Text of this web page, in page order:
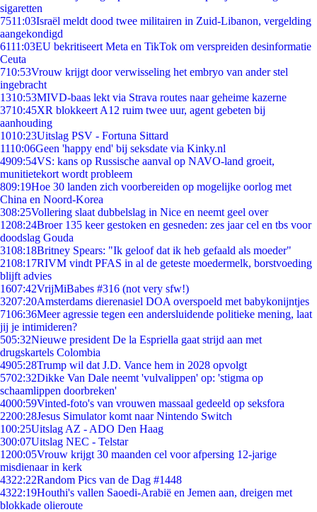
sigaretten
7511:03Israël meldt dood twee militairen in Zuid-Libanon, vergelding
aangekondigd
6111:03EU bekritiseert Meta en TikTok om verspreiden desinformatie
Ceuta
710:53Vrouw krijgt door verwisseling het embryo van ander stel
ingebracht
1310:53MIVD-baas lekt via Strava routes naar geheime kazerne
3710:45XR blokkeert A12 ruim twee uur, agent gebeten bij
aanhouding
1010:23Uitslag PSV - Fortuna Sittard
1110:06Geen 'happy end' bij seksdate via Kinky.nl
4909:54VS: kans op Russische aanval op NAVO-land groeit,
munitietekort wordt probleem
809:19Hoe 30 landen zich voorbereiden op mogelijke oorlog met
China en Noord-Korea
308:25Vollering slaat dubbelslag in Nice en neemt geel over
1208:24Broer 135 keer gestoken en gesneden: zes jaar cel en tbs voor
doodslag Gouda
3108:18Britney Spears: "Ik geloof dat ik heb gefaald als moeder"
2108:17RIVM vindt PFAS in al de geteste moedermelk, borstvoeding
blijft advies
1607:42VrijMiBabes #316 (not very sfw!)
3207:20Amsterdams dierenasiel DOA overspoeld met babykonijntjes
7106:36Meer agressie tegen een andersluidende politieke mening, laat
jij je intimideren?
505:32Nieuwe president De la Espriella gaat strijd aan met
drugskartels Colombia
4905:28Trump wil dat J.D. Vance hem in 2028 opvolgt
5702:32Dikke Van Dale neemt 'vulvalippen' op: 'stigma op
schaamlippen doorbreken'
4000:59Vinted-foto's van vrouwen massaal gedeeld op seksfora
2200:28Jesus Simulator komt naar Nintendo Switch
100:25Uitslag AZ - ADO Den Haag
300:07Uitslag NEC - Telstar
1200:05Vrouw krijgt 30 maanden cel voor afpersing 12-jarige
misdienaar in kerk
4322:22Random Pics van de Dag #1448
4322:19Houthi's vallen Saoedi-Arabië en Jemen aan, dreigen met
blokkade olieroute